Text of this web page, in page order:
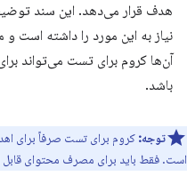
هدف قرار می‌دهد. این سند
نیاز به این مورد را داشته است
آن‌ها کروم برای تست می‌تواند
باشد.
توجه: کروم برای تست صرفاً برای
است. فقط باید برای مصرف محتوای قابل